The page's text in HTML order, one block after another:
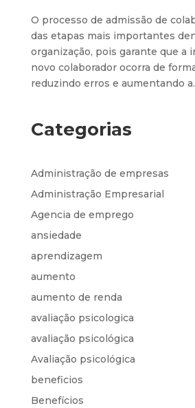
O processo de admissão de
das etapas mais importantes
organização, pois garante que a
novo colaborador ocorra de
reduzindo erros e aumentando
Categorias
Administração de empresas
Administração Empresarial
Agencia de emprego
ansiedade
aprendizagem
aumento
aumento de renda
avaliação psicologica
avaliação psicológica
Avaliação psicológica
beneficios
Benefícios